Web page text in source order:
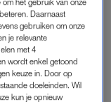
bekend dat
van de
Tijdens het
jaar in
gezin kijken naar
het gebruik van onze
Daarnaast
gebruiken om onze
je relevante
met 4
wordt enkel getoond
keuze in. Door op
doeleinden. Wil
kun je opnieuw